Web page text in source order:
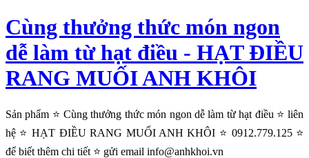
Cùng thưởng thức món ngon
dễ làm từ hạt điều - HẠT ĐIỀU
RANG MUỐI ANH KHÔI
Sản phẩm ⭐ Cùng thưởng thức món ngon dễ làm từ hạt điều ⭐ liên
hệ ⭐ HẠT ĐIỀU RANG MUỐI ANH KHÔI ⭐ 0912.779.125 ⭐
để biết thêm chi tiết ⭐ gửi email info@anhkhoi.vn